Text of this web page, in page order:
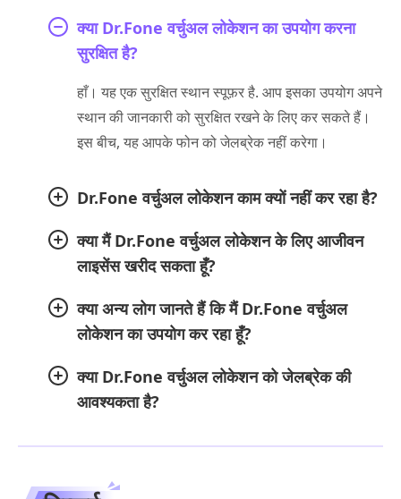
क्या Dr.Fone वर्चुअल लोकेशन का उपयोग करना
सुरक्षित है?
हाँ। यह एक सुरक्षित स्थान स्पूफ़र है. आप इसका उपयोग अपने
स्थान की जानकारी को सुरक्षित रखने के लिए कर सकते हैं।
इस बीच, यह आपके फोन को जेलब्रेक नहीं करेगा।
Dr.Fone वर्चुअल लोकेशन काम क्यों नहीं कर रहा है?
क्या मैं Dr.Fone वर्चुअल लोकेशन के लिए आजीवन
लाइसेंस खरीद सकता हूँ?
क्या अन्य लोग जानते हैं कि मैं Dr.Fone वर्चुअल
लोकेशन का उपयोग कर रहा हूँ?
क्या Dr.Fone वर्चुअल लोकेशन को जेलब्रेक की
आवश्यकता है?